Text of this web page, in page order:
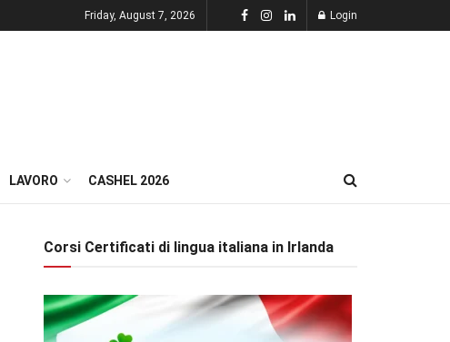
Friday, August 7, 2026 Login
LAVORO CASHEL 2026
Corsi Certificati di lingua italiana in Irlanda